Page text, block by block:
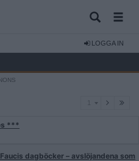
LOGGA IN
***
dagböcker – avslöjandena som